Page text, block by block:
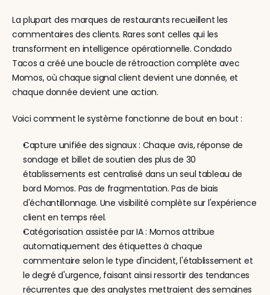
La plupart des marques de restaurants recueillent les
commentaires des clients. Rares sont celles qui les
transforment en intelligence opérationnelle. Condado
Tacos a créé une boucle de rétroaction complète avec
Momos, où chaque signal client devient une donnée, et
chaque donnée devient une action.
Voici comment le système fonctionne de bout en bout :
Capture unifiée des signaux : Chaque avis, réponse de
sondage et billet de soutien des plus de 30
établissements est centralisé dans un seul tableau de
bord Momos. Pas de fragmentation. Pas de biais
d'échantillonnage. Une visibilité complète sur l'expérience
client en temps réel.
Catégorisation assistée par IA : Momos attribue
automatiquement des étiquettes à chaque
commentaire selon le type d'incident, l'établissement et
le degré d'urgence, faisant ainsi ressortir des tendances
récurrentes que des analystes mettraient des semaines